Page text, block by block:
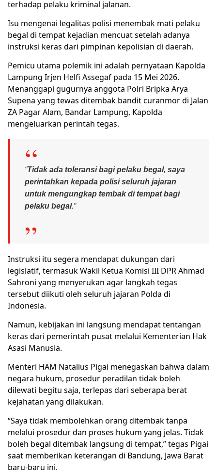
terhadap pelaku kriminal jalanan.
Isu mengenai legalitas polisi menembak mati pelaku
begal di tempat kejadian mencuat setelah adanya
instruksi keras dari pimpinan kepolisian di daerah.
Pemicu utama polemik ini adalah pernyataan Kapolda
Lampung Irjen Helfi Assegaf pada 15 Mei 2026.
Menanggapi gugurnya anggota Polri Bripka Arya
Supena yang tewas ditembak bandit curanmor di Jalan
ZA Pagar Alam, Bandar Lampung, Kapolda
mengeluarkan perintah tegas.
“Tidak ada toleransi bagi pelaku begal, saya
perintahkan kepada polisi seluruh jajaran
untuk mengungkap tembak di tempat bagi
pelaku begal.”
Instruksi itu segera mendapat dukungan dari
legislatif, termasuk Wakil Ketua Komisi III DPR Ahmad
Sahroni yang menyerukan agar langkah tegas
tersebut diikuti oleh seluruh jajaran Polda di
Indonesia.
Namun, kebijakan ini langsung mendapat tentangan
keras dari pemerintah pusat melalui Kementerian Hak
Asasi Manusia.
Menteri HAM Natalius Pigai menegaskan bahwa dalam
negara hukum, prosedur peradilan tidak boleh
dilewati begitu saja, terlepas dari seberapa berat
kejahatan yang dilakukan.
“Saya tidak membolehkan orang ditembak tanpa
melalui prosedur dan proses hukum yang jelas. Tidak
boleh begal ditembak langsung di tempat,” tegas Pigai
saat memberikan keterangan di Bandung, Jawa Barat
baru-baru ini.